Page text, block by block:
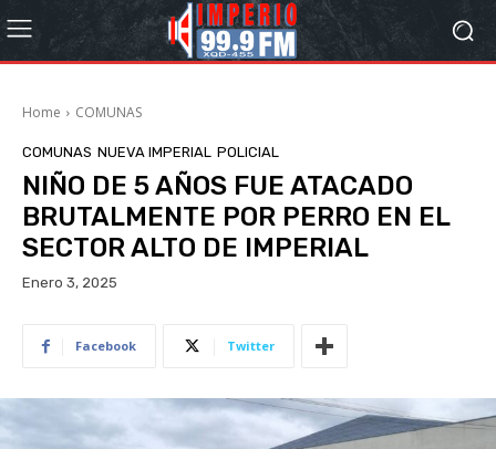
Home COMUNAS
COMUNAS NUEVA IMPERIAL POLICIAL
NIÑO DE 5 AÑOS FUE ATACADO
BRUTALMENTE POR PERRO EN EL
SECTOR ALTO DE IMPERIAL
Enero 3, 2025
Facebook Twitter